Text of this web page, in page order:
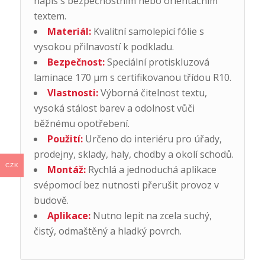
textem.
Materiál:Kvalitní samolepicí fólie s
vysokou přilnavostí k podkladu.
Bezpečnost:Speciální protiskluzová
laminace 170 µm s certifikovanou třídou R10.
Vlastnosti:Výborná čitelnost textu,
vysoká stálost barev a odolnost vůči
běžnému opotřebení.
Použití:Určeno do interiéru pro úřady,
prodejny, sklady, haly, chodby a okolí schodů.
Montáž:Rychlá a jednoduchá aplikace
svépomocí bez nutnosti přerušit provoz v
budově.
Aplikace:Nutno lepit na zcela suchý,
čistý, odmaštěný a hladký povrch.
CZK